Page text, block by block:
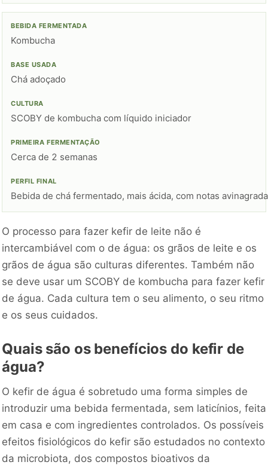
Kombucha
Chá adoçado
SCOBY de kombucha com líquido iniciador
Cerca de 2 semanas
Bebida de chá fermentado, mais ácida, com notas
O processo para fazer kefir de leite não é
intercambiável com o de água: os grãos de leite e os
grãos de água são culturas diferentes. Também não
se deve usar um SCOBY de kombucha para fazer kefir
de água. Cada cultura tem o seu alimento, o seu ritmo
e os seus cuidados.
Quais são os benefícios do kefir de
água?
O kefir de água é sobretudo uma forma simples de
introduzir uma bebida fermentada, sem laticínios, feita
em casa e com ingredientes controlados. Os possíveis
efeitos fisiológicos do kefir são estudados no contexto
da microbiota, dos compostos bioativos da